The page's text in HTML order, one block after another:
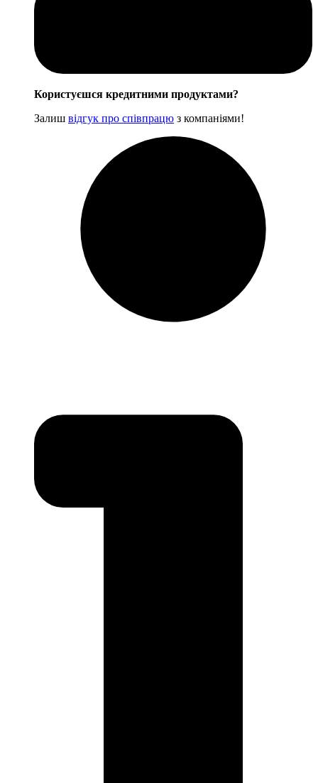
Користуєшся кредитними продуктами?
Залиш відгук про співпрацю з компаніями!